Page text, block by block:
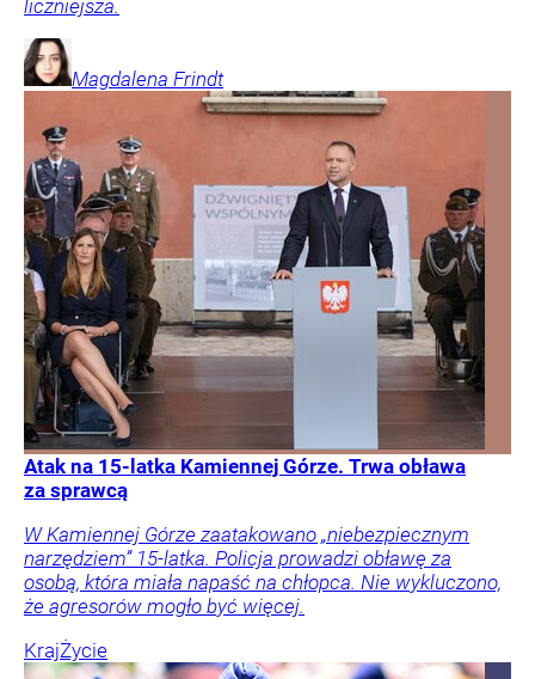
liczniejsza.
Magdalena Frindt
Atak na 15-latka Kamiennej Górze. Trwa obława
za sprawcą
W Kamiennej Górze zaatakowano „niebezpiecznym
narzędziem” 15-latka. Policja prowadzi obławę za
osobą, która miała napaść na chłopca. Nie wykluczono,
że agresorów mogło być więcej.
KrajŻycie